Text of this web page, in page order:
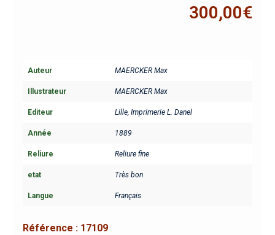
300,00€
Auteur MAERCKER Max
Illustrateur MAERCKER Max
Editeur Lille, Imprimerie L. Danel
Année 1889
Reliure Reliure fine
etat Très bon
Langue Français
Référence : 17109